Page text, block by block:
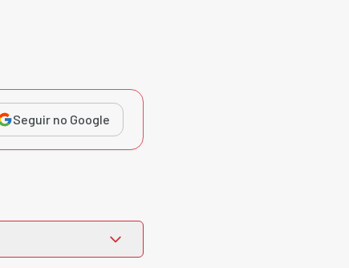
Seguir no Google